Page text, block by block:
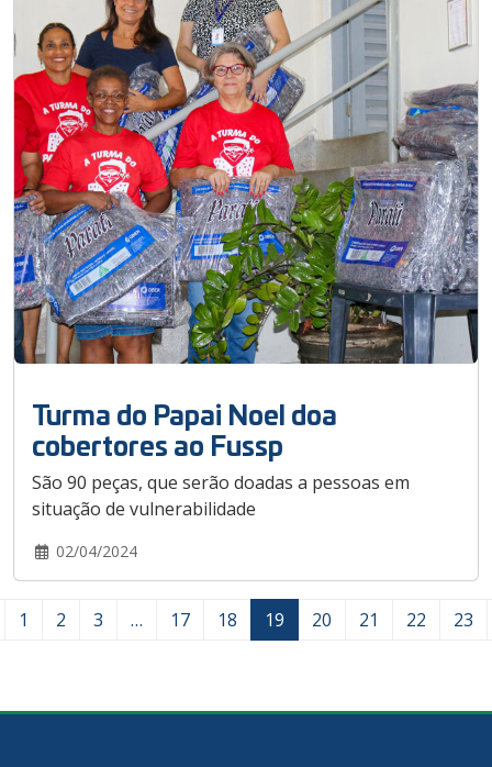
Turma do Papai Noel doa
cobertores ao Fussp
São 90 peças, que serão doadas a pessoas em
situação de vulnerabilidade
02/04/2024
1 2 3 … 17 18 19 20 21 22 23